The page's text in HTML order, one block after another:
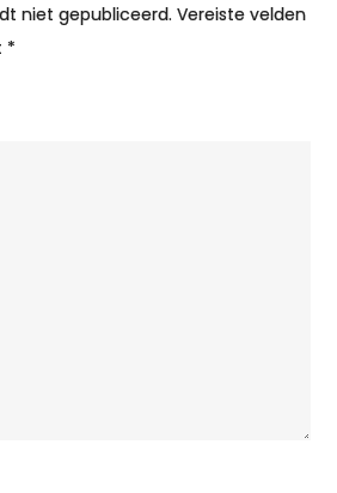
niet gepubliceerd. Vereiste velden
*